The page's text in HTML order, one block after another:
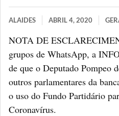
ALAIDES ABRIL 4, 2020
NOTA DE
grupos de WhatsApp, a
de que o Deputado Pompeo
outros parlamentares da
o uso do Fundo Partidário
Coronavírus.